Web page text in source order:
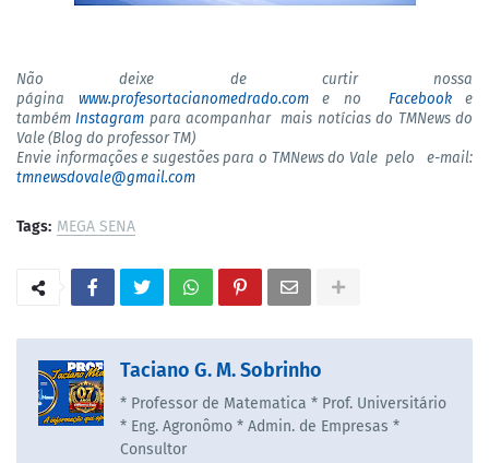
Não deixe de curtir nossa
página www.profesortacianomedrado.come no Facebooke
tambémInstagram para acompanhar mais notícias do TMNews do
Vale (Blog do professor TM)
Envie informações e sugestões para o TMNews do Vale pelo e-mail:
tmnewsdovale@gmail.com
Tags: MEGA SENA
Taciano G. M. Sobrinho
* Professor de Matematica * Prof. Universitário
* Eng. Agronômo * Admin. de Empresas *
Consultor